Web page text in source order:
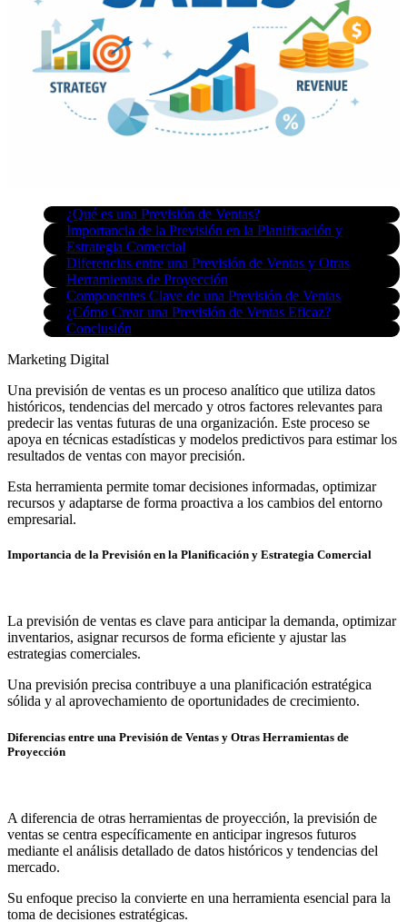
¿Qué es una Previsión de Ventas?
Importancia de la Previsión en la Planificación y
Estrategia Comercial
Diferencias entre una Previsión de Ventas y Otras
Herramientas de Proyección
Componentes Clave de una Previsión de Ventas
¿Cómo Crear una Previsión de Ventas Eficaz?
Conclusión
Marketing Digital
Una previsión de ventas es un proceso analítico que utiliza datos
históricos, tendencias del mercado y otros factores relevantes para
predecir las ventas futuras de una organización. Este proceso se
apoya en técnicas estadísticas y modelos predictivos para estimar los
resultados de ventas con mayor precisión.
Esta herramienta permite tomar decisiones informadas, optimizar
recursos y adaptarse de forma proactiva a los cambios del entorno
empresarial.
Importancia de la Previsión en la Planificación y Estrategia Comercial
La previsión de ventas es clave para anticipar la demanda, optimizar
inventarios, asignar recursos de forma eficiente y ajustar las
estrategias comerciales.
Una previsión precisa contribuye a una planificación estratégica
sólida y al aprovechamiento de oportunidades de crecimiento.
Diferencias entre una Previsión de Ventas y Otras Herramientas de
Proyección
A diferencia de otras herramientas de proyección, la previsión de
ventas se centra específicamente en anticipar ingresos futuros
mediante el análisis detallado de datos históricos y tendencias del
mercado.
Su enfoque preciso la convierte en una herramienta esencial para la
toma de decisiones estratégicas.